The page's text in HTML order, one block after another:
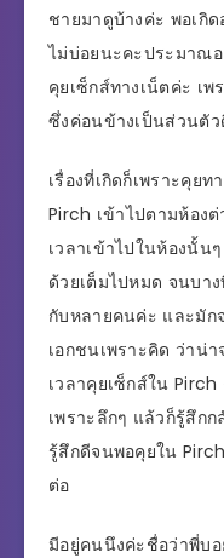
ชายมาดูบ้างค่ะ พอเกิ
ไม่บ่อยนะคะประมาณ
คุยเซ็กส์ทางเน็ตค่ะ เ
ซึ่งค่อนข้างเป็นส่วนตัว
เรื่องที่เกิดก็เพราะคุย
Pirch เข้าไปตามห้อง
เวลาเข้าไปในห้องนั้
ด้วยเต็มไปหมด จนบา
กับหลายคนค่ะ และมัก
เอกชนเพราะคิด ว่าน่า
เวลาคุยเซ็กส์ใน
เพราะลึกๆ แล้วก็รู้สึก
รู้สึกดีจนพอคุยใน
ต่อ
มีอยู่คนนึงค่ะชื่อว่าพี่บ